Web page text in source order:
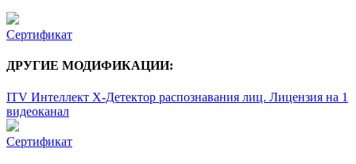
Сертификат
ДРУГИЕ МОДИФИКАЦИИ:
ITV Интеллект X-Детектор распознавания лиц. Лицензия на 1
видеоканал
Сертификат